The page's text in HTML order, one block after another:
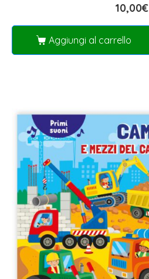
10,00€
Aggiungi al carrello